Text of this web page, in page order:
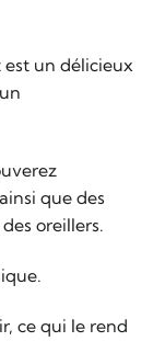
un délicieux
que des
oreillers.
ce qui le rend